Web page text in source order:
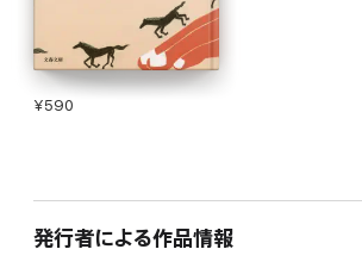
¥590
発行者による作品情報